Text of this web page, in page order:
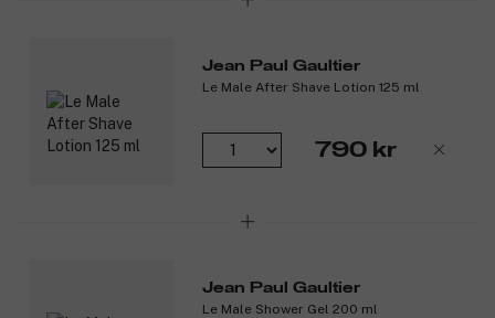
Jean Paul Gaultier
Le Male After Shave Lotion 125 ml
790 kr
Jean Paul Gaultier
Le Male Shower Gel 200 ml